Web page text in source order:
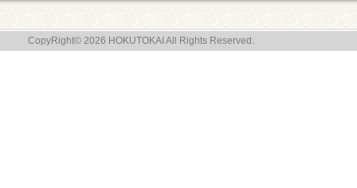
CopyRight© 2026 HOKUTOKAI All Rights Reserved.